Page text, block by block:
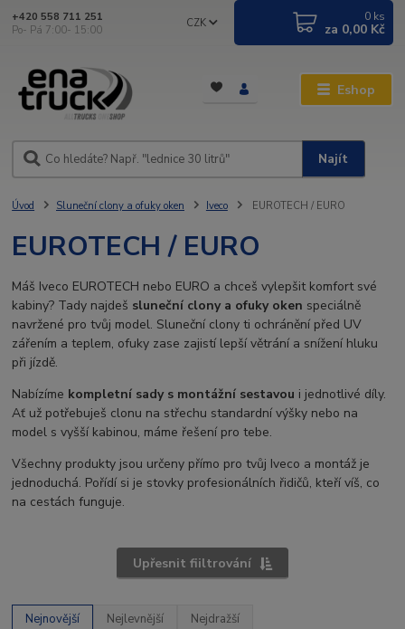
Eshop
CZK
Najít
+420 558 711 251
Po- Pá 7:00- 15:00
0 ks
za 0,00 Kč
Úvod Sluneční clony a ofuky oken Iveco EUROTECH / EURO
EUROTECH / EURO
Máš Iveco EUROTECH nebo EURO a chceš vylepšit komfort své
kabiny? Tady najdeš sluneční clony a ofuky oken speciálně
navržené pro tvůj model. Sluneční clony ti ochránění před UV
zářením a teplem, ofuky zase zajistí lepší větrání a snížení hluku
při jízdě.
Nabízíme kompletní sady s montážní sestavou i jednotlivé díly.
Ať už potřebuješ clonu na střechu standardní výšky nebo na
model s vyšší kabinou, máme řešení pro tebe.
Všechny produkty jsou určeny přímo pro tvůj Iveco a montáž je
jednoduchá. Pořídí si je stovky profesionálních řidičů, kteří víš, co
na cestách funguje.
Upřesnit fiiltrování
Nejnovější Nejlevnější Nejdražší